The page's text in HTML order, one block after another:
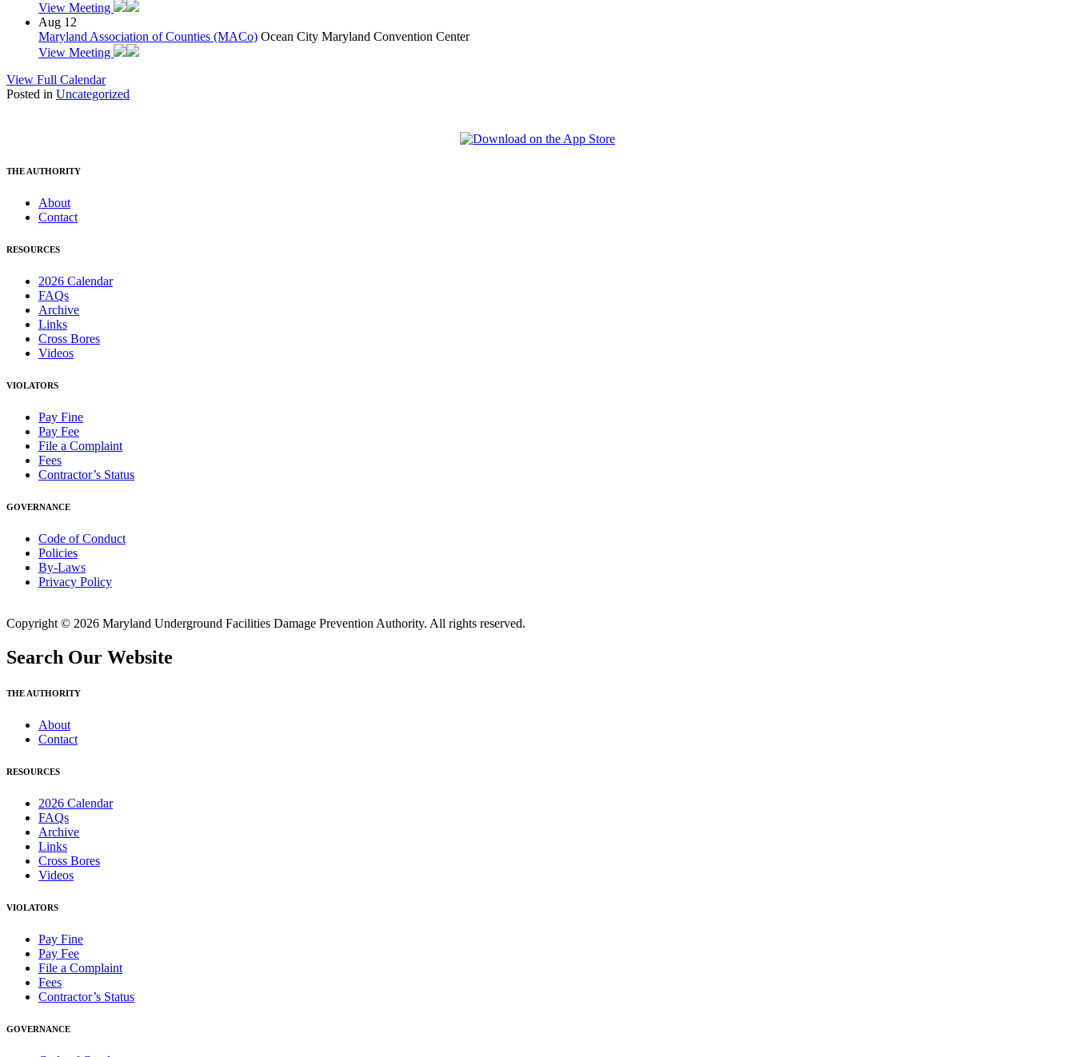
View Meeting
Aug 12
Maryland Association of Counties (MACo) Ocean City Maryland Convention Center
View Meeting
View Full Calendar
Posted in Uncategorized
THE AUTHORITY
About
Contact
RESOURCES
2026 Calendar
FAQs
Archive
Links
Cross Bores
Videos
VIOLATORS
Pay Fine
Pay Fee
File a Complaint
Fees
Contractor’s Status
GOVERNANCE
Code of Conduct
Policies
By-Laws
Privacy Policy
Copyright © 2026 Maryland Underground Facilities Damage Prevention Authority. All rights reserved.
Search Our Website
THE AUTHORITY
About
Contact
RESOURCES
2026 Calendar
FAQs
Archive
Links
Cross Bores
Videos
VIOLATORS
Pay Fine
Pay Fee
File a Complaint
Fees
Contractor’s Status
GOVERNANCE